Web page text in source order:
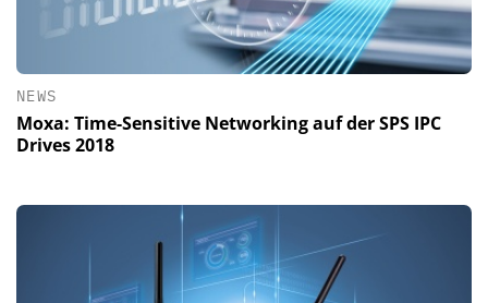
NEWS
Moxa: Time-Sensitive Networking auf der SPS IPC
Drives 2018